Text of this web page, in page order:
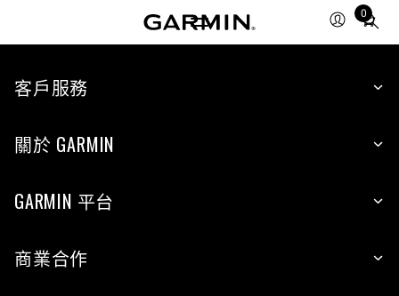
0
Total
客戶服務
關於 GARMIN
GARMIN 平台
商業合作